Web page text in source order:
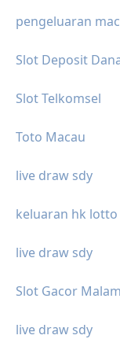
pengeluaran
Slot Deposit
Slot Telkomsel
Toto Macau
live draw sdy
keluaran hk lotto
live draw sdy
Slot Gacor
live draw sdy